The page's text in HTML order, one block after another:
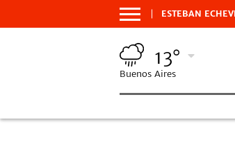
ESTEBAN
13°
Buenos Aires